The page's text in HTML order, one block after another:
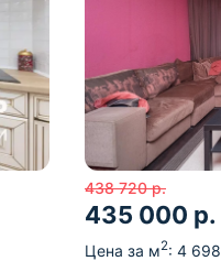
438 720 р.
435 000 р.
Цена за м2: 4 698